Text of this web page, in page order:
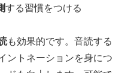
する習慣をつける
も効果的です。音読する
ントネーションを身につ